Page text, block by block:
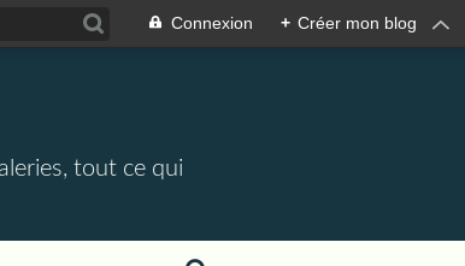
Connexion + Créer mon blog
tout ce qui